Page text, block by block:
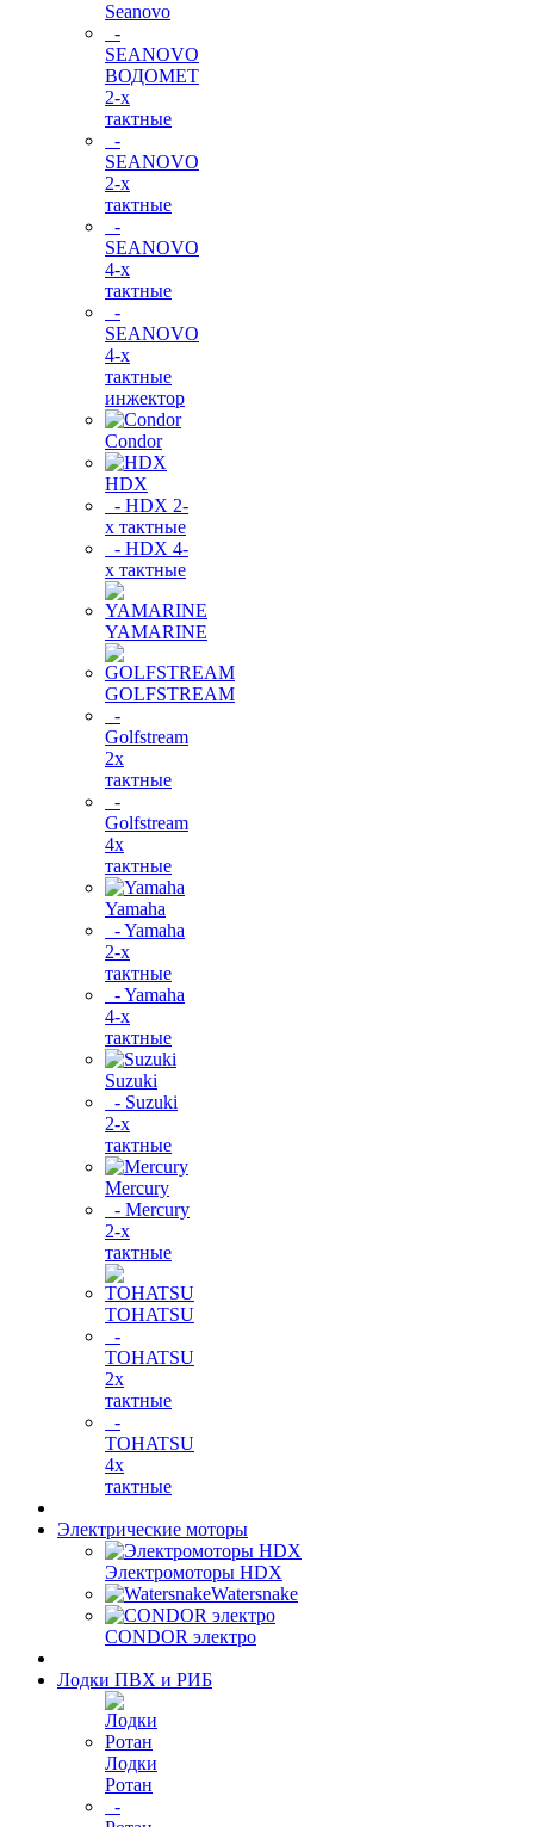
Seanovo
-
SEANOVO
ВОДОМЕТ
2-х
тактные
-
SEANOVO
2-х
тактные
-
SEANOVO
4-х
тактные
-
SEANOVO
4-х
тактные
инжектор
Condor
HDX
- HDX 2-
х тактные
- HDX 4-
х тактные
YAMARINE
GOLFSTREAM
-
Golfstream
2х
тактные
-
Golfstream
4х
тактные
Yamaha
- Yamaha
2-х
тактные
- Yamaha
4-х
тактные
Suzuki
- Suzuki
2-х
тактные
Mercury
- Mercury
2-х
тактные
TOHATSU
-
TOHATSU
2х
тактные
-
TOHATSU
4х
тактные
Электрические моторы
Электромоторы HDX
Watersnake
CONDOR электро
Лодки ПВХ и РИБ
Лодки
Ротан
-